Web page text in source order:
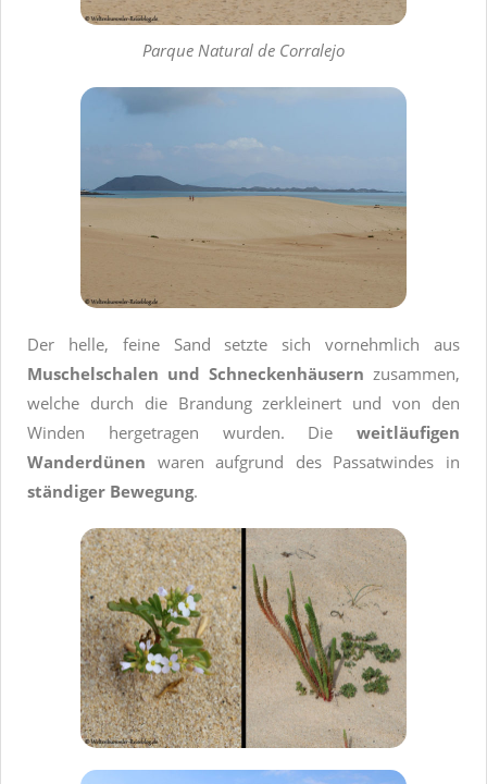
Parque Natural de Corralejo
Der helle, feine Sand setzte sich vornehmlich aus
Muschelschalen und Schneckenhäusern zusammen,
welche durch die Brandung zerkleinert und von den
Winden hergetragen wurden. Die weitläufigen
Wanderdünen waren aufgrund des Passatwindes in
ständiger Bewegung.